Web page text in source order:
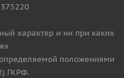
характер и ни при каких
положениями
ГКРФ.